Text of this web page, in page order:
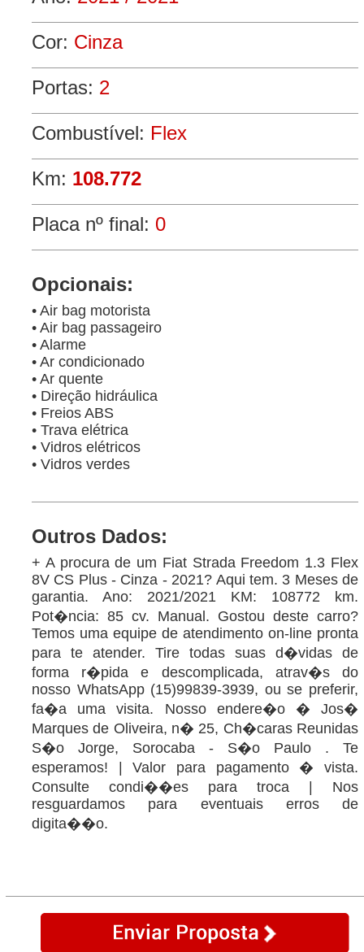
Cor: Cinza
Portas: 2
Combustível: Flex
Km: 108.772
Placa nº final: 0
Opcionais:
• Air bag motorista
• Air bag passageiro
• Alarme
• Ar condicionado
• Ar quente
• Direção hidráulica
• Freios ABS
• Trava elétrica
• Vidros elétricos
• Vidros verdes
Outros Dados:
+ A procura de um Fiat Strada Freedom 1.3 Flex
8V CS Plus - Cinza - 2021? Aqui tem. 3 Meses de
garantia. Ano: 2021/2021 KM: 108772 km.
Pot�ncia: 85 cv. Manual. Gostou deste carro?
Temos uma equipe de atendimento on-line pronta
para te atender. Tire todas suas d�vidas de
forma r�pida e descomplicada, atrav�s do
nosso WhatsApp (15)99839-3939, ou se preferir,
fa�a uma visita. Nosso endere�o � Jos�
Marques de Oliveira, n� 25, Ch�caras Reunidas
S�o Jorge, Sorocaba - S�o Paulo . Te
esperamos! | Valor para pagamento � vista.
Consulte condi��es para troca | Nos
resguardamos para eventuais erros de
digita��o.